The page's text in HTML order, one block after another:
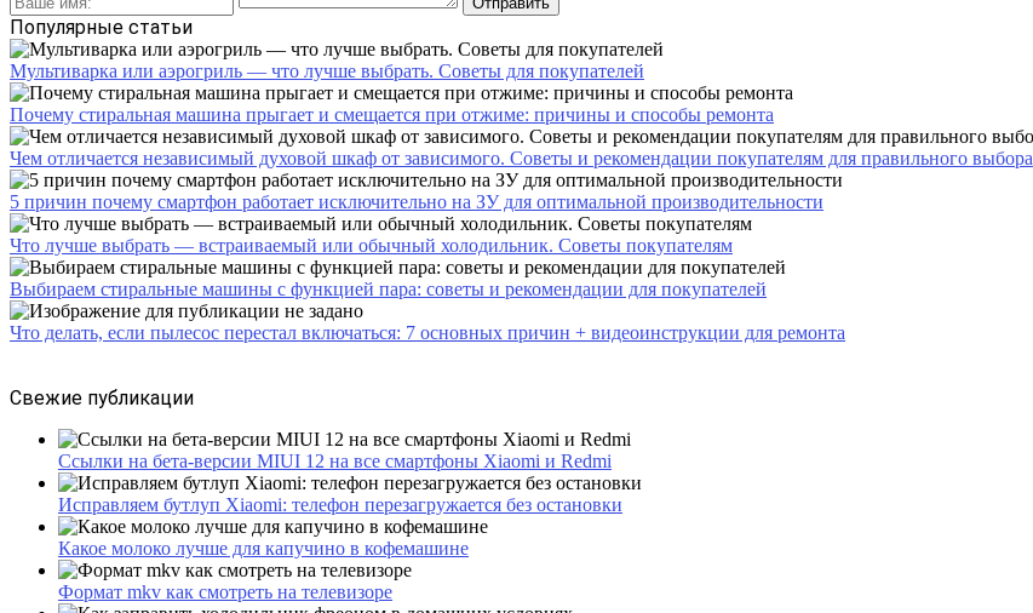
Популярные статьи
Мультиварка или аэрогриль — что лучше выбрать. Советы для покупателей
Почему стиральная машина прыгает и смещается при отжиме: причины и способы ремонта
Чем отличается независимый духовой шкаф от зависимого. Советы и рекомендации покупателям для правильного выбора
5 причин почему смартфон работает исключительно на ЗУ для оптимальной производительности
Что лучше выбрать — встраиваемый или обычный холодильник. Советы покупателям
Выбираем стиральные машины с функцией пара: советы и рекомендации для покупателей
Что делать, если пылесос перестал включаться: 7 основных причин + видеоинструкции для ремонта
Свежие публикации
Ссылки на бета-версии MIUI 12 на все смартфоны Xiaomi и Redmi
Исправляем бутлуп Xiaomi: телефон перезагружается без остановки
Какое молоко лучше для капучино в кофемашине
Формат mkv как смотреть на телевизоре